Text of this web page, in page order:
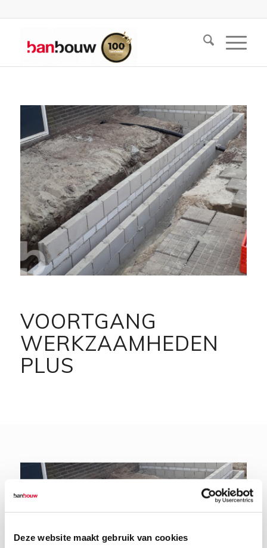
Deze website maakt gebruik van cookies
VOORTGANG
WERKZAAMHEDEN
PLUS